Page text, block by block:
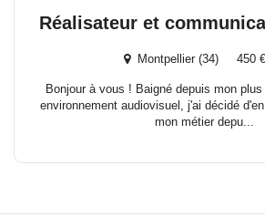
Réalisateur et
Montpellier (34) 450 €
Bonjour à vous ! Baigné depuis mon
environnement audiovisuel, j'ai décidé
mon métier depu...